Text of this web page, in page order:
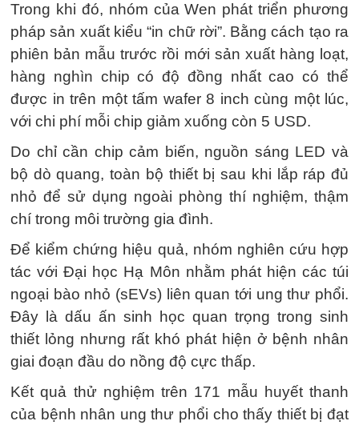
Trong khi đó, nhóm của Wen phát triển phương
pháp sản xuất kiểu “in chữ rời”. Bằng cách tạo ra
phiên bản mẫu trước rồi mới sản xuất hàng loạt,
hàng nghìn chip có độ đồng nhất cao có thể
được in trên một tấm wafer 8 inch cùng một lúc,
với chi phí mỗi chip giảm xuống còn 5 USD.
Do chỉ cần chip cảm biến, nguồn sáng LED và
bộ dò quang, toàn bộ thiết bị sau khi lắp ráp đủ
nhỏ để sử dụng ngoài phòng thí nghiệm, thậm
chí trong môi trường gia đình.
Để kiểm chứng hiệu quả, nhóm nghiên cứu hợp
tác với Đại học Hạ Môn nhằm phát hiện các túi
ngoại bào nhỏ (sEVs) liên quan tới ung thư phổi.
Đây là dấu ấn sinh học quan trọng trong sinh
thiết lỏng nhưng rất khó phát hiện ở bệnh nhân
giai đoạn đầu do nồng độ cực thấp.
Kết quả thử nghiệm trên 171 mẫu huyết thanh
của bệnh nhân ung thư phổi cho thấy thiết bị đạt